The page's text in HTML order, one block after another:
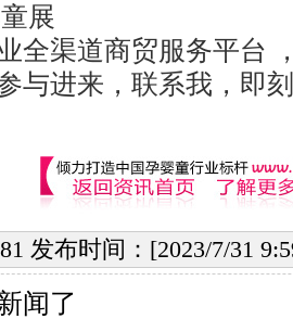
展
全渠道商贸服务平台
与进来，联系我，即
发布时间：[2023/7/31
闻了